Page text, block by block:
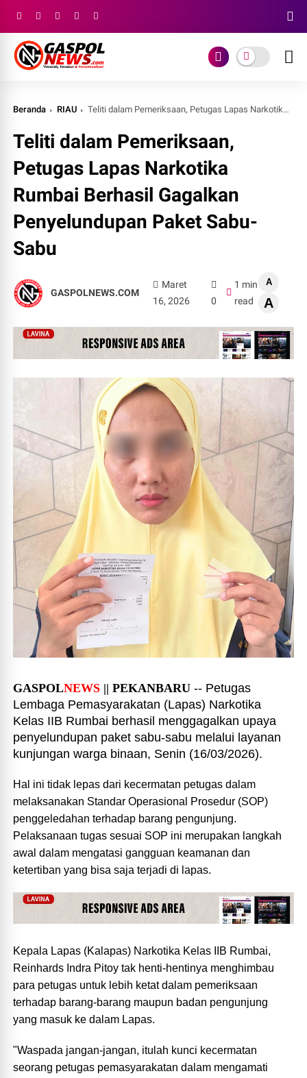
Beranda RIAU Teliti dalam Pemeriksaan, Petugas Lapas Narkotika Rumbai Berhasil Gagalkan Penyelundupan Paket Sabu-Sabu
Teliti dalam Pemeriksaan,
Petugas Lapas Narkotika
Rumbai Berhasil Gagalkan
Penyelundupan Paket Sabu-
Sabu
GASPOLNEWS.COM
Maret
16, 2026
0
1 min
read
A
A
GASPOLNEWS || PEKANBARU -- Petugas
Lembaga Pemasyarakatan (Lapas) Narkotika
Kelas IIB Rumbai berhasil menggagalkan upaya
penyelundupan paket sabu-sabu melalui layanan
kunjungan warga binaan, Senin (16/03/2026).
Hal ini tidak lepas dari kecermatan petugas dalam
melaksanakan Standar Operasional Prosedur (SOP)
penggeledahan terhadap barang pengunjung.
Pelaksanaan tugas sesuai SOP ini merupakan langkah
awal dalam mengatasi gangguan keamanan dan
ketertiban yang bisa saja terjadi di lapas.
Kepala Lapas (Kalapas) Narkotika Kelas IIB Rumbai,
Reinhards Indra Pitoy tak henti-hentinya menghimbau
para petugas untuk lebih ketat dalam pemeriksaan
terhadap barang-barang maupun badan pengunjung
yang masuk ke dalam Lapas.
"Waspada jangan-jangan, itulah kunci kecermatan
seorang petugas pemasyarakatan dalam mengamati